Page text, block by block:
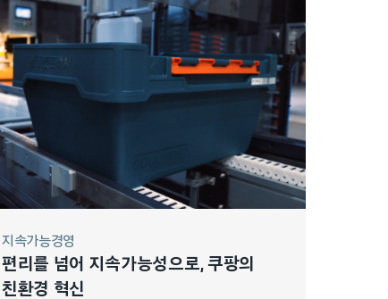
지속가능경영
편리를 넘어 지속가능성으로, 쿠팡의
친환경 혁신